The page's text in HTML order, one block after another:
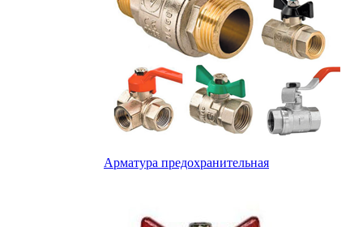
Арматура предохранительная